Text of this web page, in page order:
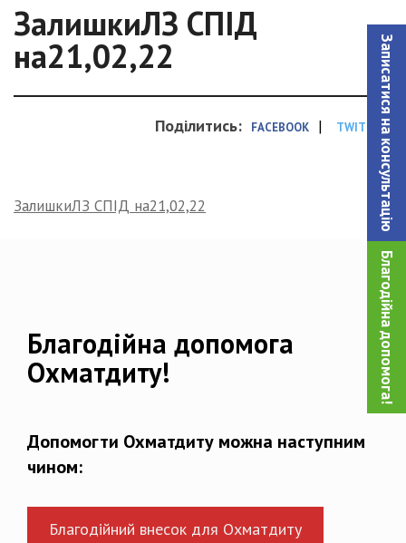
Записатися на консультацiю
Благодійна допомога!
ЗалишкиЛЗ СПІД
на21,02,22
Поділитись: FACEBOOK | TWITTER
ЗалишкиЛЗ СПІД на21,02,22
Благодійна допомога
Охматдиту!
Допомогти Охматдиту можна наступним
чином:
Благодійний внесок для Охматдиту